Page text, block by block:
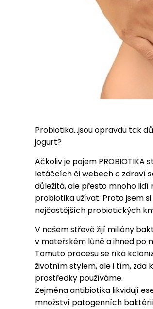
Probiotika…jsou opravdu tak
jogurt?
Ačkoliv je pojem
letáčcích či webech o zdraví
důležitá, ale přesto mnoho lidí
probiotika užívat. Proto jsem
nejčastějších probiotických
V našem střevě žijí milióny
v mateřském lůně a ihned po
Tomuto procesu se říká
životním stylem, ale i tím, zda
prostředky používáme.
Zejména antibiotika likvidují
množství patogenních